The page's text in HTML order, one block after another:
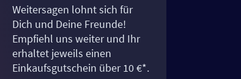
Weitersagen lohnt sich für
Dich und Deine Freunde!
Empfiehl uns weiter und Ihr
erhaltet jeweils einen
Einkaufsgutschein über 10 €*.